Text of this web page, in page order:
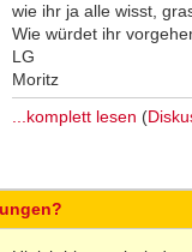
wie ihr ja alle wisst,
Wie würdet ihr
LG
Moritz
...komplett lesen (